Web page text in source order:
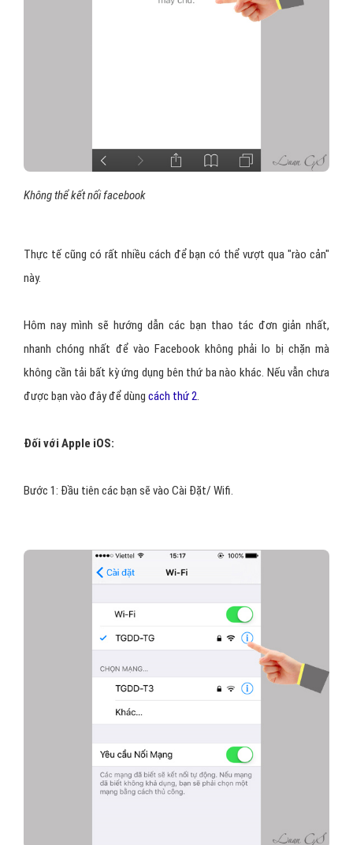
Không thể kết nối facebook
Thực tế cũng có rất nhiều cách để bạn có thể vượt qua "rào cản"
này.
Hôm nay mình sẽ hướng dẫn các bạn thao tác đơn giản nhất,
nhanh chóng nhất để vào Facebook không phải lo bị chặn mà
không cần tải bất kỳ ứng dụng bên thứ ba nào khác. Nếu vẫn chưa
được bạn vào đây để dùng cách thứ 2.
Đối với Apple iOS:
Bước 1: Đầu tiên các bạn sẽ vào Cài Đặt/ Wifi.